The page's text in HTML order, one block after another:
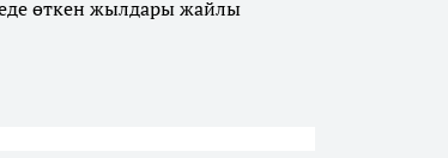
өткен жылдары жайлы